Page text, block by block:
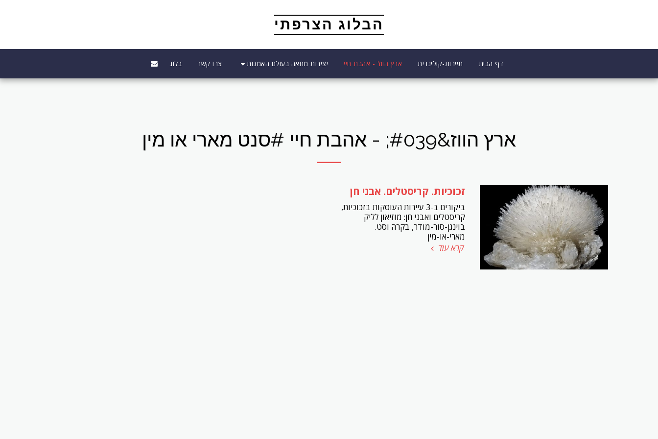
הבלוג הצרפתי
דף הבית תיירות-קולינרית ארץ הווז' - אהבת חיי יצירות מחאה בעולם האמנות צרו קשר בלוג
ארץ הווז&#039; - אהבת חיי #סנט מארי או מין
זכוכיות. קריסטלים. אבני חן
ביקורים ב-3 עיירות העוסקות בזכוכיות,
קריסטלים ואבני חן: מוזיאון לליק
בוינגן-סור-מודר, בקרה וסט.
מארי-או-מין
קרא עוד